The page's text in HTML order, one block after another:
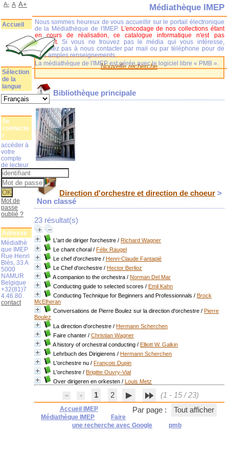
Nouvelle recherche
Bibliothèque principale
Direction d'orchestre et direction de choeur >
Non classé
23 résultat(s)
L'art de diriger l'orchestre /Richard Wagner
Le chant choral /Félix Raugel
Le chef d'orchestre /Henri-Claude Fantapié
Le Chef d'orchestre /Hector Berlioz
A companion to the orchestra /Norman Del Mar
Conducting guide to selected scores /Emil Kahn
Conducting Technique for Beginners and Professionnals /Brock
McElheran
Conversations de Pierre Boulez sur la direction d'orchestre /Pierre
Boulez
La direction d'orchestre /Hermann Scherchen
Faire chanter /Christian Wagner
A history of orchestral conducting /Elliott W. Galkin
Lehrbuch des Dirigierens /Hermann Scherchen
L'orchestre nu /François Dupin
L'orchestre /Brigitte Ouvry-Vial
Over dirigeren en orkesten /Louis Metz
1 2
(1 - 15 / 23)
Par page :
Tout afficher
Accueil IMEP
Médiathèque IMEP
Faire
une recherche avec Google
pmb
Médiathèque IMEP
Nous sommes heureux de vous accueillir sur le portail électronique
de la Médiathèque de l'IMEP. L'encodage de nos collections étant
en cours de réalisation, ce catalogue informatique n'est pas
complet.
Si vous ne trouvez pas le média qui vous intéresse,
n'hésitez pas à nous contacter par mail ou par téléphone pour de
plus amples renseignements.
La médiathèque de l'IMEP est gérée avec le logiciel libre « PMB ».
A- A A+
Accueil
Sélection
de la
langue
Se
connecte
r
accéder à
votre
compte
de lecteur
Mot de
passe
oublié ?
Adresse
Médiathè
que IMEP
Rue Henri
Blès, 33 A
5000
NAMUR
Belgique
+32(81)7
4.46.80.
contact